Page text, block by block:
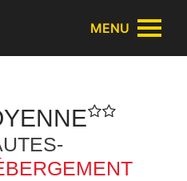
MENU